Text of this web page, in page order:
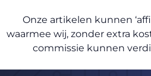
Onze artikelen kunnen
waarmee wij, zonder extra
commissie kunnen